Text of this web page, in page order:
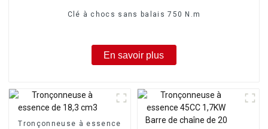
Clé à chocs sans balais 750 N.m
En savoir plus
Tronçonneuse à essence